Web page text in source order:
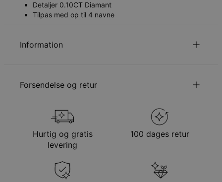
Detaljer 0.10CT Diamant
Tilpas med op til 4 navne
Information
Kædetype
Ankerkæde
Vedhængsudmåling
Hjerte: 22mm x 22mm, Charms:
6.2mm x 4.4mm
Hypoallergenisk
Nikkelfri
Forsendelse og retur
forsendelsesmetode
Metode Anslået leveringsdato
Gratis levering
man. 24. aug. - tir. 25.
Hurtig og gratis
levering
100 dages retur